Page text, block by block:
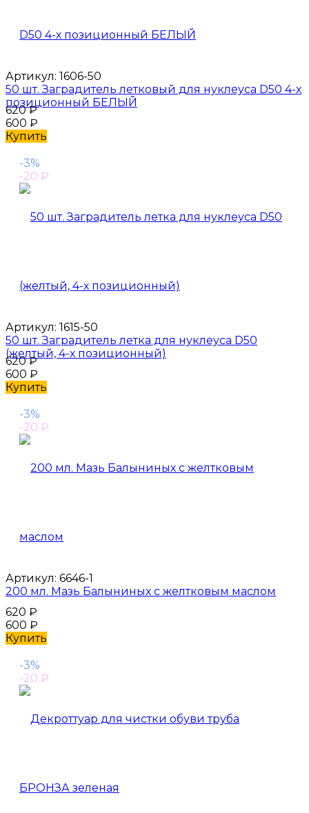
Артикул: 1606-50
50 шт. Заградитель летковый для нуклеуса D50 4-х
позиционный БЕЛЫЙ
620₽
600 ₽
Купить
-3%
-20 ₽
Артикул: 1615-50
50 шт. Заградитель летка для нуклеуса D50
(желтый, 4-х позиционный)
620₽
600 ₽
Купить
-3%
-20 ₽
Артикул: 6646-1
200 мл. Мазь Балыниных с желтковым маслом
620 ₽
600 ₽
Купить
-3%
-20 ₽